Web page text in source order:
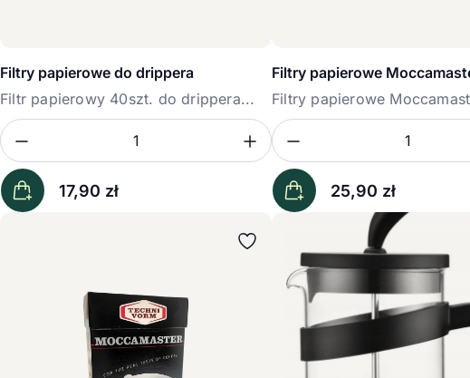
Filtry papierowe do drippera
Filtr papierowy 40szt. do drippera...
17,90 zł
IlośćZmniejsz ilość Zwiększ ilość
Filtry papierowe
Filtry papierowe
80szt
25,90 zł
IlośćZmniejsz ilość